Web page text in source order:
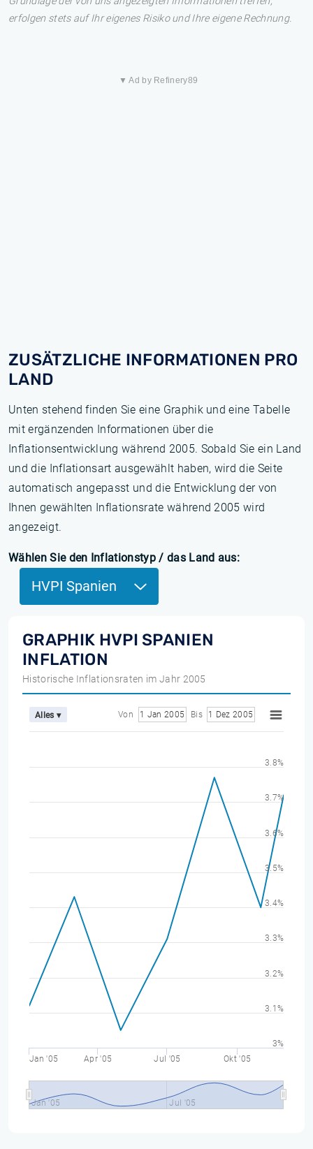
erfolgen stets auf Ihr eigenes Risiko und Ihre eigene Rechnung.
▼ Ad by Refinery89
ZUSÄTZLICHE INFORMATIONEN PRO
LAND
Unten stehend finden Sie eine Graphik und eine Tabelle
mit ergänzenden Informationen über die
Inflationsentwicklung während 2005. Sobald Sie ein Land
und die Inflationsart ausgewählt haben, wird die Seite
automatisch angepasst und die Entwicklung der von
Ihnen gewählten Inflationsrate während 2005 wird
angezeigt.
Wählen Sie den Inflationstyp / das Land aus:
HVPI Spanien
GRAPHIK HVPI SPANIEN
INFLATION
Historische Inflationsraten im Jahr 2005
Alles ▾ Von 1 Jan 2005 Bis 1 Dez 2005
Jan '05 Apr '05 Jul '05 Okt '05
Jan '05 Jul '05
3%
3.1%
3.2%
3.3%
3.4%
3.5%
3.6%
3.7%
3.8%